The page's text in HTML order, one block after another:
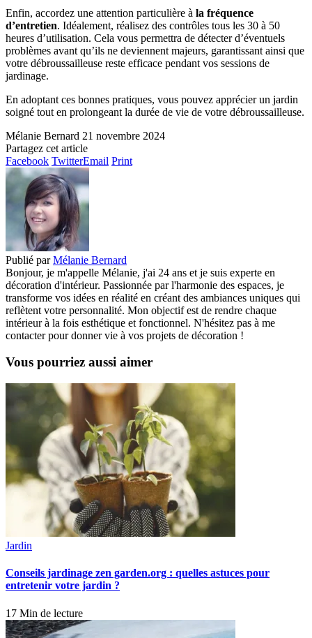
Enfin, accordez une attention particulière à la fréquence
d’entretien. Idéalement, réalisez des contrôles tous les 30 à 50
heures d’utilisation. Cela vous permettra de détecter d’éventuels
problèmes avant qu’ils ne deviennent majeurs, garantissant ainsi que
votre débroussailleuse reste efficace pendant vos sessions de
jardinage.
En adoptant ces bonnes pratiques, vous pouvez apprécier un jardin
soigné tout en prolongeant la durée de vie de votre débroussailleuse.
Mélanie Bernard 21 novembre 2024
Partagez cet article
Facebook TwitterEmail Print
Publié par Mélanie Bernard
Bonjour, je m'appelle Mélanie, j'ai 24 ans et je suis experte en
décoration d'intérieur. Passionnée par l'harmonie des espaces, je
transforme vos idées en réalité en créant des ambiances uniques qui
reflètent votre personnalité. Mon objectif est de rendre chaque
intérieur à la fois esthétique et fonctionnel. N'hésitez pas à me
contacter pour donner vie à vos projets de décoration !
Vous pourriez aussi aimer
Jardin
Conseils jardinage zen garden.org : quelles astuces pour
entretenir votre jardin ?
17 Min de lecture